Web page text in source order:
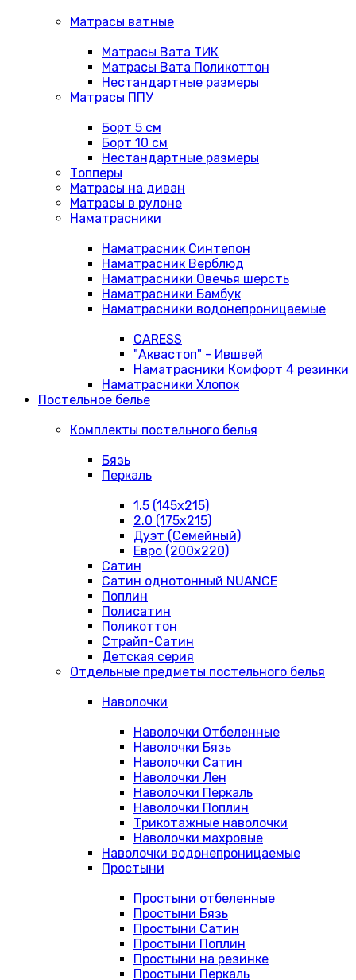
Матрасы ватные
Матрасы Вата ТИК
Матрасы Вата Поликоттон
Нестандартные размеры
Матрасы ППУ
Борт 5 см
Борт 10 см
Нестандартные размеры
Топперы
Матрасы на диван
Матрасы в рулоне
Наматрасники
Наматрасник Синтепон
Наматрасник Верблюд
Наматрасники Овечья шерсть
Наматрасники Бамбук
Наматрасники водонепроницаемые
CARESS
"Аквастоп" - Ившвей
Наматрасники Комфорт 4 резинки
Наматрасники Хлопок
Постельное белье
Комплекты постельного белья
Бязь
Перкаль
1.5 (145х215)
2.0 (175х215)
Дуэт (Семейный)
Евро (200х220)
Сатин
Сатин однотонный NUANCE
Поплин
Полисатин
Поликоттон
Страйп-Сатин
Детская серия
Отдельные предметы постельного белья
Наволочки
Наволочки Отбеленные
Наволочки Бязь
Наволочки Сатин
Наволочки Лен
Наволочки Перкаль
Наволочки Поплин
Трикотажные наволочки
Наволочки махровые
Наволочки водонепроницаемые
Простыни
Простыни отбеленные
Простыни Бязь
Простыни Сатин
Простыни Поплин
Простыни на резинке
Простыни Перкаль